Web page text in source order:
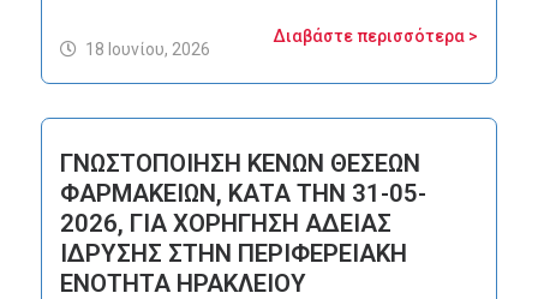
Διαβάστε περισσότερα >
18 Ιουνίου, 2026
ΓΝΩΣΤΟΠΟΙΗΣΗ ΚΕΝΩΝ ΘΕΣΕΩΝ
ΦΑΡΜΑΚΕΙΩΝ, ΚΑΤΑ ΤΗΝ 31-05-
2026, ΓΙΑ ΧΟΡΗΓΗΣΗ ΑΔΕΙΑΣ
ΙΔΡΥΣΗΣ ΣΤΗΝ ΠΕΡΙΦΕΡΕΙΑΚΗ
ΕΝΟΤΗΤΑ ΗΡΑΚΛΕΙΟΥ